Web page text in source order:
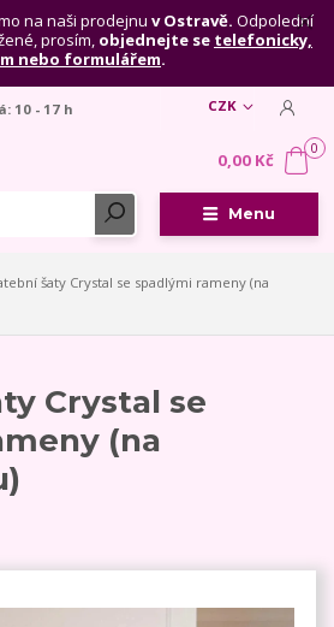
na naši prodejnu v Ostravě. Odpolední
prosím, objednejte se telefonicky,
nebo formulářem.
Menu
CZK
10 - 17 h
0
0,00 Kč
šaty Crystal se spadlými rameny (na
Crystal se
(na